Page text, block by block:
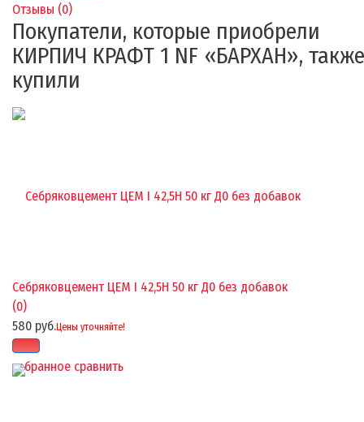
Отзывы (0)
Покупатели, которые приобрели
КИРПИЧ КРАФТ 1 NF «БАРХАН», также
купили
избранное сравнить
Себряковцемент ЦЕМ I 42,5Н 50 кг Д0 без добавок
(0)
580 руб.Цены уточняйте!